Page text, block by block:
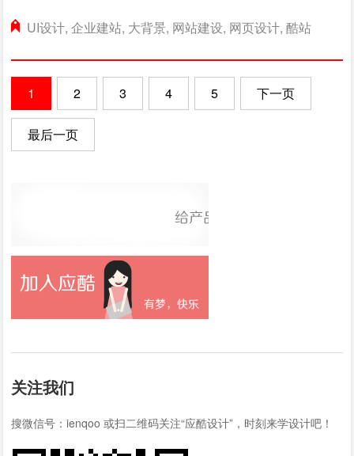
UI设计,企业建站, 大背景, 网站建设, 网页设计,酷站
1 2 3 4 5 下一页
最后一页
关注我们
搜微信号：ienqoo 或扫二维码关注“应酷设计”，时刻来学设计吧！